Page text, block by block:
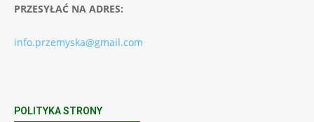
PRZESYŁAĆ NA ADRES:
info.przemyska@gmail.com
POLITYKA STRONY